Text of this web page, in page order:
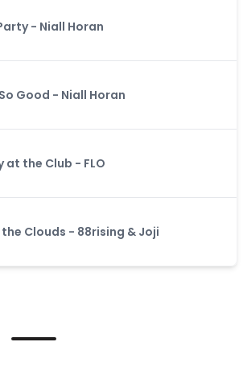
- Niall Horan
Good - Niall Horan
at the Club - FLO
the Clouds - 88rising & Joji